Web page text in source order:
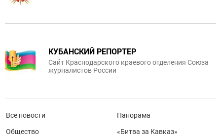
КУБАНСКИЙ РЕПОРТЕР
Сайт Краснодарского краевого отделения Союза
журналистов России
Все новости
Общество
Панорама
«Битва за Кавказ»